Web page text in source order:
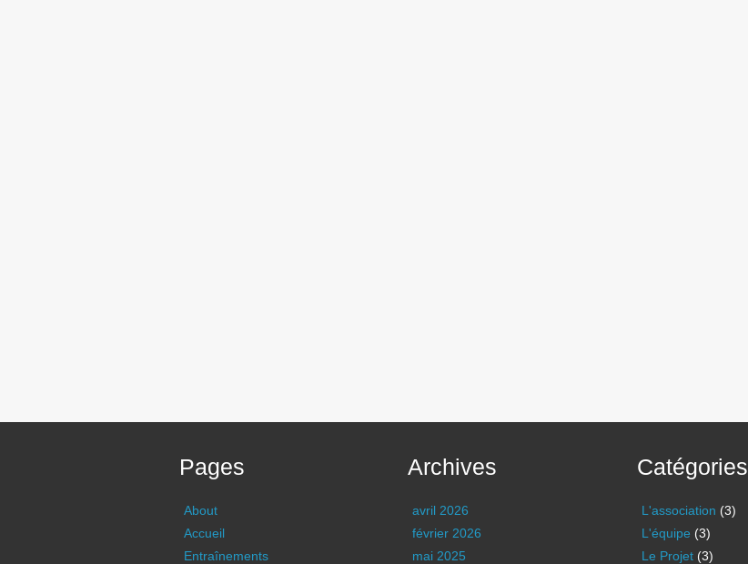
Pages
About
Accueil
Entraînements
Archives
avril 2026
février 2026
mai 2025
Catégories
L'association (3)
L'équipe (3)
Le Projet(3)